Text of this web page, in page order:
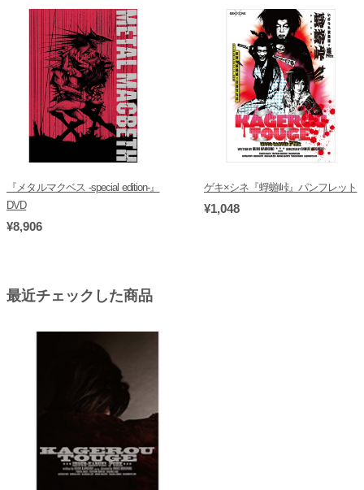
『メタルマクベス -special edition-』
DVD
¥8,906
ゲキ×シネ『蜉蝣峠』パンフレット
¥1,048
最近チェックした商品